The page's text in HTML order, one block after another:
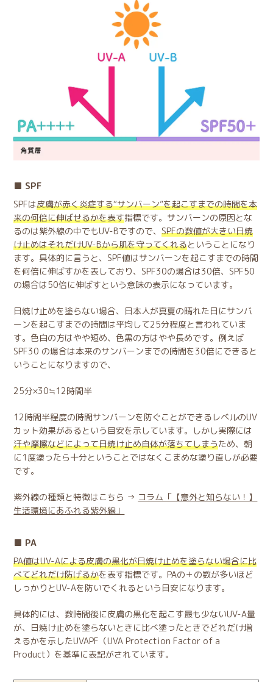
SPF
SPFは皮膚が赤く炎症する“サンバーン”を起こすまでの時間を本
来の何倍に伸ばせるかを表す指標です。サンバーンの原因とな
るのは紫外線の中でもUV-Bですので、SPFの数値が大きい日焼
け止めはそれだけUV-Bから肌を守ってくれるということになり
ます。具体的に言うと、SPF値はサンバーンを起こすまでの時間
を何倍に伸ばすかを表しており、SPF30の場合は30倍、SPF50
の場合は50倍に伸ばすという意味の表示になっています。
日焼け止めを塗らない場合、日本人が真夏の晴れた日にサンバ
ーンを起こすまでの時間は平均して25分程度と言われていま
す。色白の方はやや短め、色黒の方はやや長めです。例えば
SPF30 の場合は本来のサンバーンまでの時間を30倍にできると
いうことになりますので、
25分×30≒12時間半
12時間半程度の時間サンバーンを防ぐことができるレベルのUV
カット効果があるという目安を示しています。しかし実際には
汗や摩擦などによって日焼け止め自体が落ちてしまうため、朝
に1度塗ったら十分ということではなくこまめな塗り直しが必要
です。
紫外線の種類と特徴はこちら → コラム「【意外と知らない！】
生活環境にあふれる紫外線」
PA
PA値はUV-Aによる皮膚の黒化が日焼け止めを塗らない場合に比
べてどれだけ防げるかを表す指標です。PAの＋の数が多いほど
しっかりとUV-Aを防いでくれるという目安になります。
具体的には、数時間後に皮膚の黒化を起こす最も少ないUV-A量
が、日焼け止めを塗らないときに比べ塗ったときでどれだけ増
えるかを示したUVAPF（UVA Protection Factor of a
Product）を基準に表記がされています。